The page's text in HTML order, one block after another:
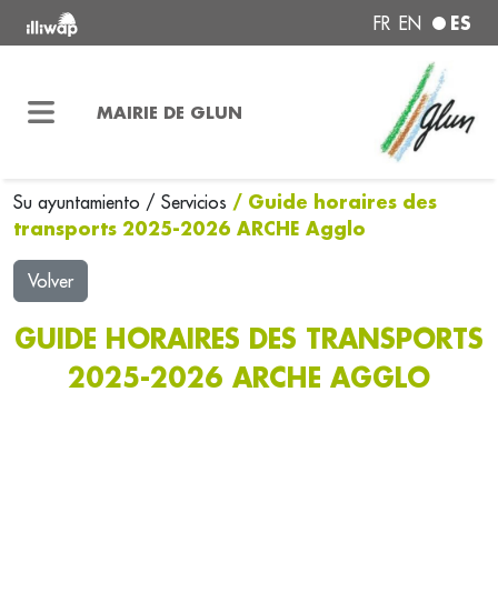
FR EN ES
MAIRIE DE GLUN
Su ayuntamiento / Servicios / Guide horaires des
transports 2025-2026 ARCHE Agglo
Volver
GUIDE HORAIRES DES TRANSPORTS
2025-2026 ARCHE AGGLO